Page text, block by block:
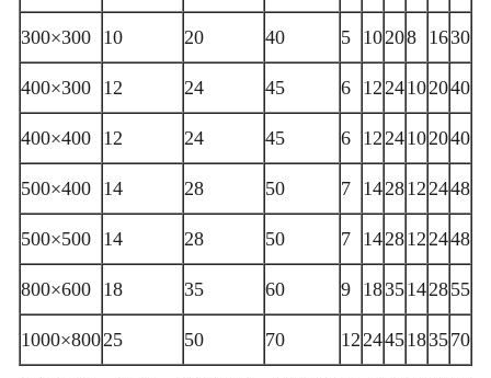
300×300 10 20 40 5 10208 1630
400×300 12 24 45 6 1224102040
400×400 12 24 45 6 1224102040
500×400 14 28 50 7 1428122448
500×500 14 28 50 7 1428122448
800×600 18 35 60 9 1835142855
1000×80025 50 70 122445183570